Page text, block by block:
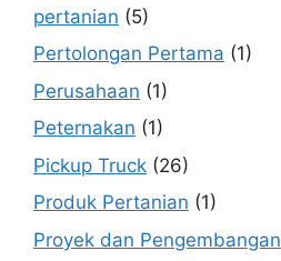
pertanian (5)
Pertolongan Pertama (1)
Perusahaan (1)
Peternakan (1)
Pickup Truck (26)
Produk Pertanian (1)
Proyek dan Pengembangan